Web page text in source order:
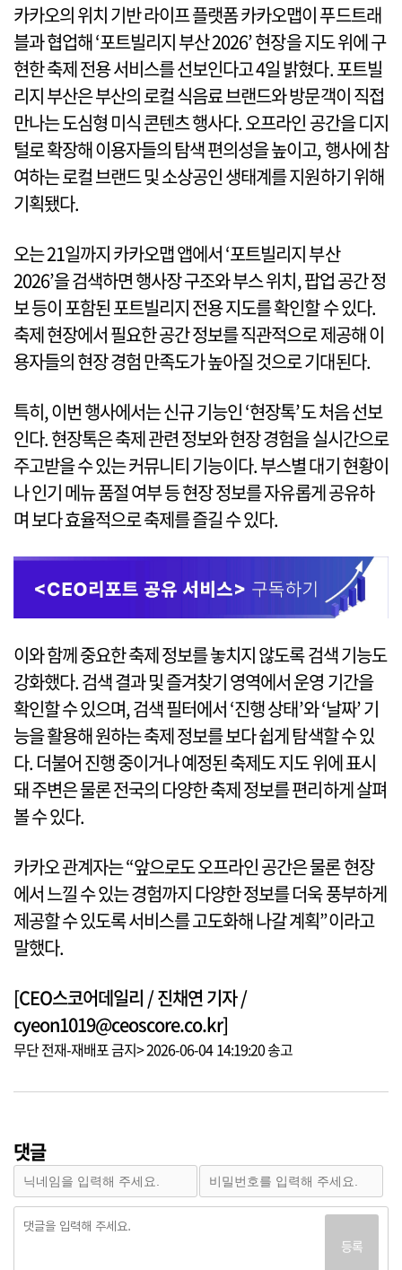
카카오의 위치 기반 라이프 플랫폼 카카오맵이 푸드트래
블과 협업해 ‘포트빌리지 부산 2026’ 현장을 지도 위에 구
현한 축제 전용 서비스를 선보인다고 4일 밝혔다. 포트빌
리지 부산은 부산의 로컬 식음료 브랜드와 방문객이 직접
만나는 도심형 미식 콘텐츠 행사다. 오프라인 공간을 디지
털로 확장해 이용자들의 탐색 편의성을 높이고, 행사에 참
여하는 로컬 브랜드 및 소상공인 생태계를 지원하기 위해
기획됐다.
오는 21일까지 카카오맵 앱에서 ‘포트빌리지 부산
2026’을 검색하면 행사장 구조와 부스 위치, 팝업 공간 정
보 등이 포함된 포트빌리지 전용 지도를 확인할 수 있다.
축제 현장에서 필요한 공간 정보를 직관적으로 제공해 이
용자들의 현장 경험 만족도가 높아질 것으로 기대된다.
특히, 이번 행사에서는 신규 기능인 ‘현장톡’도 처음 선보
인다. 현장톡은 축제 관련 정보와 현장 경험을 실시간으로
주고받을 수 있는 커뮤니티 기능이다. 부스별 대기 현황이
나 인기 메뉴 품절 여부 등 현장 정보를 자유롭게 공유하
며 보다 효율적으로 축제를 즐길 수 있다.
이와 함께 중요한 축제 정보를 놓치지 않도록 검색 기능도
강화했다. 검색 결과 및 즐겨찾기 영역에서 운영 기간을
확인할 수 있으며, 검색 필터에서 ‘진행 상태’와 ‘날짜’ 기
능을 활용해 원하는 축제 정보를 보다 쉽게 탐색할 수 있
다. 더불어 진행 중이거나 예정된 축제도 지도 위에 표시
돼 주변은 물론 전국의 다양한 축제 정보를 편리하게 살펴
볼 수 있다.
카카오 관계자는 “앞으로도 오프라인 공간은 물론 현장
에서 느낄 수 있는 경험까지 다양한 정보를 더욱 풍부하게
제공할 수 있도록 서비스를 고도화해 나갈 계획”이라고
말했다.
[CEO스코어데일리 / 진채연 기자 /
cyeon1019@ceoscore.co.kr]
무단 전재-재배포 금지> 2026-06-04 14:19:20 송고
댓글
등록